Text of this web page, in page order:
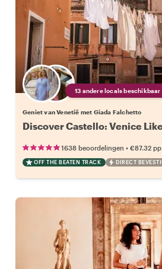
13 andere locals beschikbaar
Geniet van Venetië met Giada Falchetto
Discover Castello: Venice
1638 beoordelingen • €87.32 pp
OFF THE BEATEN TRACK DIRECT